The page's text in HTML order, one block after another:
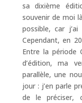
sa dixième
souvenir de moi
possible, car
Cependant, en
Entre la période
d’édition, ma
parallèle, une
jour : j’en parle
de le préciser,